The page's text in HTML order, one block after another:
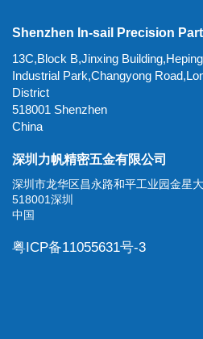
Shenzhen In-sail Precision
13C,Block B,Jinxing Building,Heping
Industrial Park,Changyong
District
518001 Shenzhen
China
深圳力帆精密五金有限公司
深圳市龙华区昌永路和平工业园金星
518001深圳
中国
粤ICP备11055631号-3